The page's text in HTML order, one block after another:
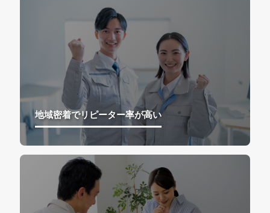
地域密着でリピーター率が高い